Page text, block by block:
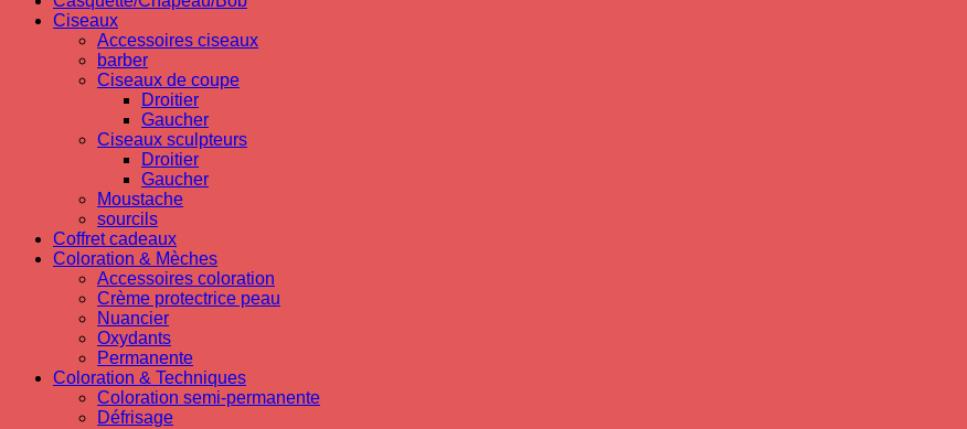
Ciseaux
Accessoires ciseaux
barber
Ciseaux de coupe
Droitier
Gaucher
Ciseaux sculpteurs
Droitier
Gaucher
Moustache
sourcils
Coffret cadeaux
Coloration & Mèches
Accessoires coloration
Crème protectrice peau
Nuancier
Oxydants
Permanente
Coloration & Techniques
Coloration semi-permanente
Défrisage